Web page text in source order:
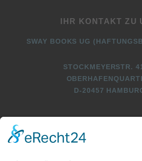
IHR KONTAKT ZU
SWAY BOOKS UG
STOCKMEYERSTR.
D-20457
+49 (0)40